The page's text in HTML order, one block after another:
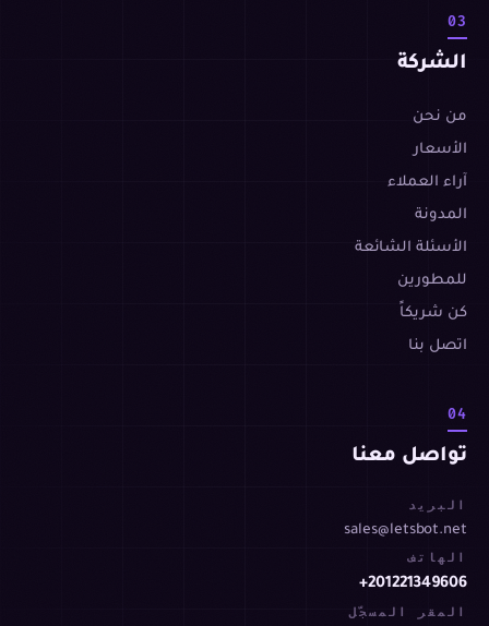
03
الشركة
من نحن
الأسعار
آراء العملاء
المدونة
الأسئلة الشائعة
للمطورين
كن شريكاً
اتصل بنا
04
تواصل معنا
البريد
sales@letsbot.net
الهاتف
+201221349606
المقر المسجّل